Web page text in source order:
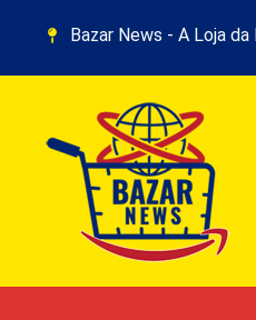
Bazar News - A Loja da